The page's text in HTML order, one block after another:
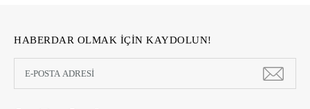
HABERDAR OLMAK İÇİN KAYDOLUN!